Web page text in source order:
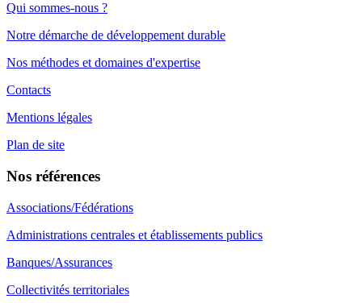
Qui sommes-nous ?
Notre démarche de développement durable
Nos méthodes et domaines d'expertise
Contacts
Mentions légales
Plan de site
Nos références
Associations/Fédérations
Administrations centrales et établissements publics
Banques/Assurances
Collectivités territoriales